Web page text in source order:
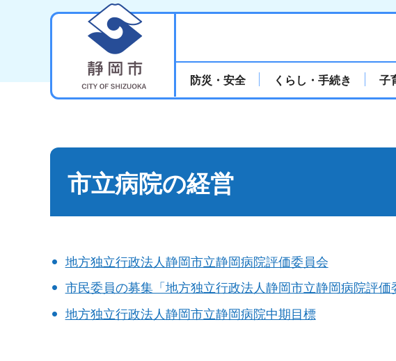
防災・安全 くらし・手続き 子
市立病院の経営
地方独立行政法人静岡市立静岡病院評価委員会
市民委員の募集「地方独立行政法人静岡市立静岡病院評価
地方独立行政法人静岡市立静岡病院中期目標